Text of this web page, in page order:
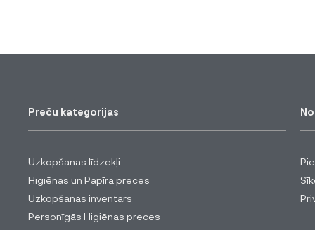
Preču kategorijas
Uzkopšanas līdzekļi
Higiēnas un Papīra preces
Uzkopšanas inventārs
Personīgās Higiēnas preces